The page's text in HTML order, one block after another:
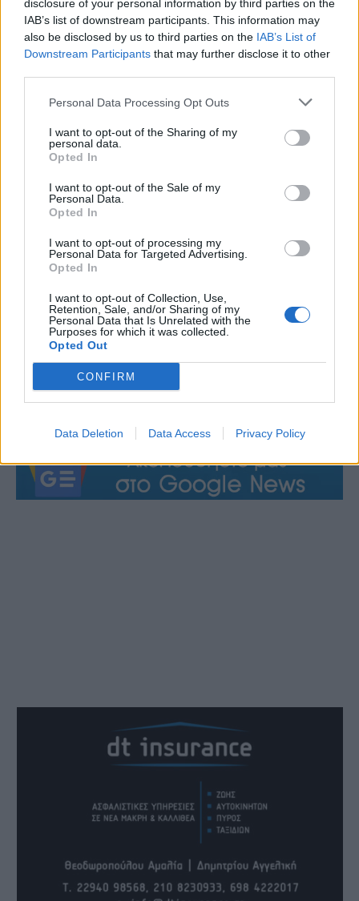
disclosure of your personal information by third parties on the
IAB’s list of downstream participants. This information may
also be disclosed by us to third parties on the IAB’s List of
Downstream Participants that may further disclose it to other
Personal Data Processing Opt Outs
I want to opt-out of the Sharing of my
personal data.
Opted In
I want to opt-out of the Sale of my
Personal Data.
Opted In
I want to opt-out of processing my
Personal Data for Targeted Advertising.
Opted In
I want to opt-out of Collection, Use,
Retention, Sale, and/or Sharing of my
Personal Data that Is Unrelated with the
Purposes for which it was collected.
Opted Out
CONFIRM
Data Deletion Data Access Privacy Policy
εκδήλωση και να συμβάλουν στον διάλογο για το
μέλλον της τοπικής διακυβέρνησης.